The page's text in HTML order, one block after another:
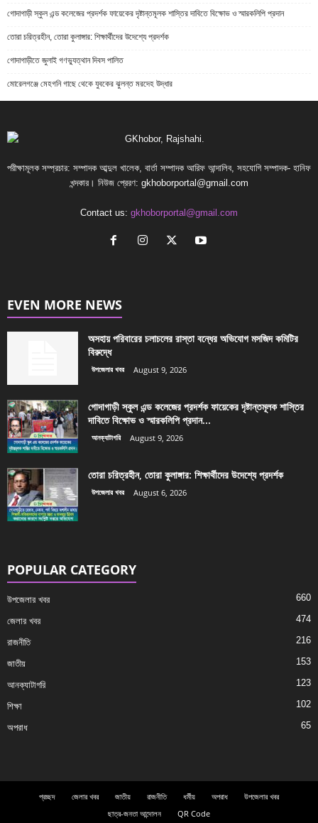
গোদাগাড়ী স্কুল এন্ড কলেজের প্রদর্শক ফায়েকের দৃষ্টান্তমূলক শাস্তির দাবিতে বিক্ষোভ ও স্মারকলিপি প্রদান
তোরা চরিত্রহীন, তোরা কুলাঙ্গার: শিক্ষার্থীদের উদেশ্যে প্রদর্শক
গোদাগাড়ীতে জুলাই গণভ্যুত্থান দিবস পালিত
মোরেলগঞ্জে মেহগনি গাছে থেকে যুবকের ঝুলন্ত মরদেহ উদ্ধার
পরীক্ষামূলক সম্প্রচার: সম্পাদক আব্দুল খালেক, বার্তা সম্পাদক আরিফ আন্দালিব, সহযোগি সম্পাদক- হানিফ
খন্দকার। নিউজ প্রেরণ: gkhoborportal@gmail.com
Contact us: gkhoborportal@gmail.com
EVEN MORE NEWS
অসহায় পরিবারের চলাচলের রাস্তা বন্ধের অভিযোগ মসজিদ কমিটির
বিরুদ্ধে
উপজেলার খবর August 9, 2026
গোদাগাড়ী স্কুল এন্ড কলেজের প্রদর্শক ফায়েকের দৃষ্টান্তমূলক শাস্তির
দাবিতে বিক্ষোভ ও স্মারকলিপি প্রদান...
আনক্যাটাগরি August 9, 2026
তোরা চরিত্রহীন, তোরা কুলাঙ্গার: শিক্ষার্থীদের উদেশ্যে প্রদর্শক
উপজেলার খবর August 6, 2026
POPULAR CATEGORY
উপজেলার খবর 660
জেলার খবর 474
রাজনীতি 216
জাতীয় 153
আনক্যাটাগরি 123
শিক্ষা 102
অপরাধ 65
প্রচ্ছদ জেলার খবর জাতীয় রাজনীতি ধর্মীয় অপরাধ
উপজেলার খবর
ছাত্র-জনতা আন্দোলন
QR Code